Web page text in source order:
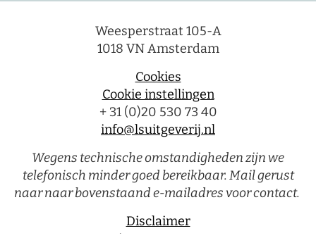
Weesperstraat 105-A
1018 VN Amsterdam
Cookies
Cookie instellingen
+ 31 (0)20 530 73 40
info@lsuitgeverij.nl
Wegens technische omstandigheden zijn we
telefonisch minder goed bereikbaar. Mail gerust
naar naar bovenstaand e-mailadres voor contact.
Disclaimer